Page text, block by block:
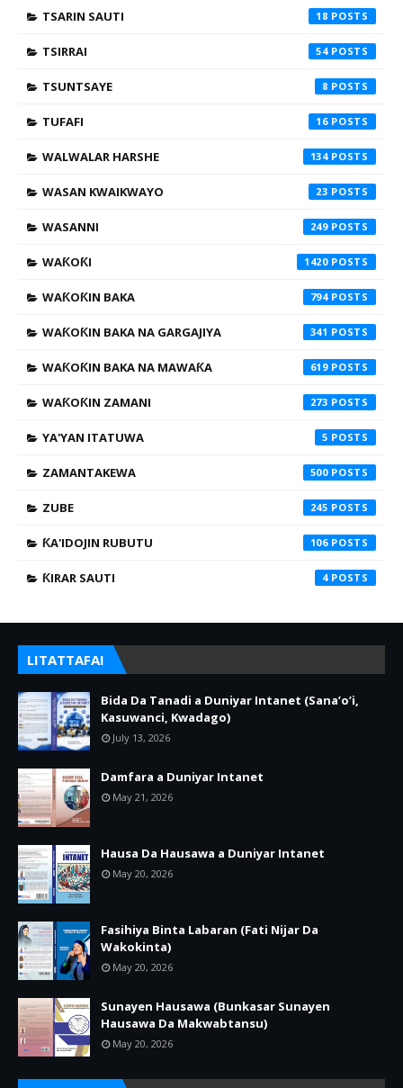
TSARIN SAUTI 18
TSIRRAI 54
TSUNTSAYE 8
TUFAFI 16
WALWALAR HARSHE 134
WASAN KWAIKWAYO 23
WASANNI 249
WAƘOƘI 1420
WAƘOƘIN BAKA 794
WAƘOƘIN BAKA NA GARGAJIYA 341
WAƘOƘIN BAKA NA MAWAƘA 619
WAƘOƘIN ZAMANI 273
YA'YAN ITATUWA 5
ZAMANTAKEWA 500
ZUBE 245
ƘA'IDOJIN RUBUTU 106
ƘIRAR SAUTI 4
LITATTAFAI
Bida Da Tanadi a Duniyar Intanet (Sana’o’i,
Kasuwanci, Kwadago)
July 13, 2026
Damfara a Duniyar Intanet
May 21, 2026
Hausa Da Hausawa a Duniyar Intanet
May 20, 2026
Fasihiya Binta Labaran (Fati Nijar Da
Wakokinta)
May 20, 2026
Sunayen Hausawa (Bunkasar Sunayen
Hausawa Da Makwabtansu)
May 20, 2026